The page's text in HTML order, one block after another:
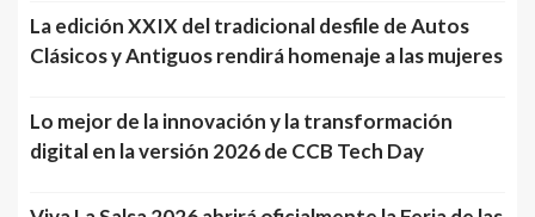
La edición XXIX del tradicional desfile de Autos
Clásicos y Antiguos rendirá homenaje a las mujeres
Lo mejor de la innovación y la transformación
digital en la versión 2026 de CCB Tech Day